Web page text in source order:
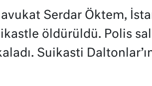
Serdar Öktem,
öldürüldü. Polis
Suikasti